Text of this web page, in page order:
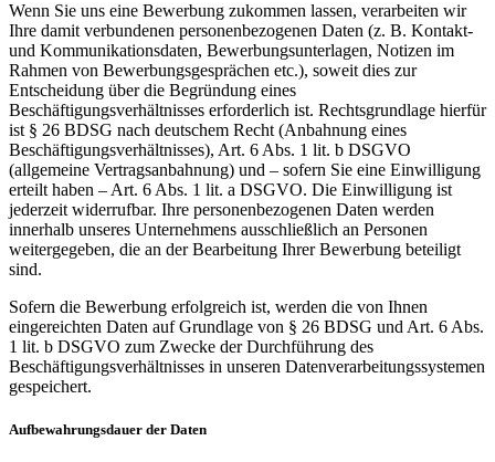
Wenn Sie uns eine Bewerbung zukommen lassen, verarbeiten wir
Ihre damit verbundenen personenbezogenen Daten (z. B. Kontakt-
und Kommunikationsdaten, Bewerbungsunterlagen, Notizen im
Rahmen von Bewerbungsgesprächen etc.), soweit dies zur
Entscheidung über die Begründung eines
Beschäftigungsverhältnisses erforderlich ist. Rechtsgrundlage hierfür
ist § 26 BDSG nach deutschem Recht (Anbahnung eines
Beschäftigungsverhältnisses), Art. 6 Abs. 1 lit. b DSGVO
(allgemeine Vertragsanbahnung) und – sofern Sie eine Einwilligung
erteilt haben – Art. 6 Abs. 1 lit. a DSGVO. Die Einwilligung ist
jederzeit widerrufbar. Ihre personenbezogenen Daten werden
innerhalb unseres Unternehmens ausschließlich an Personen
weitergegeben, die an der Bearbeitung Ihrer Bewerbung beteiligt
sind.
Sofern die Bewerbung erfolgreich ist, werden die von Ihnen
eingereichten Daten auf Grundlage von § 26 BDSG und Art. 6 Abs.
1 lit. b DSGVO zum Zwecke der Durchführung des
Beschäftigungsverhältnisses in unseren Datenverarbeitungssystemen
gespeichert.
Aufbewahrungsdauer der Daten